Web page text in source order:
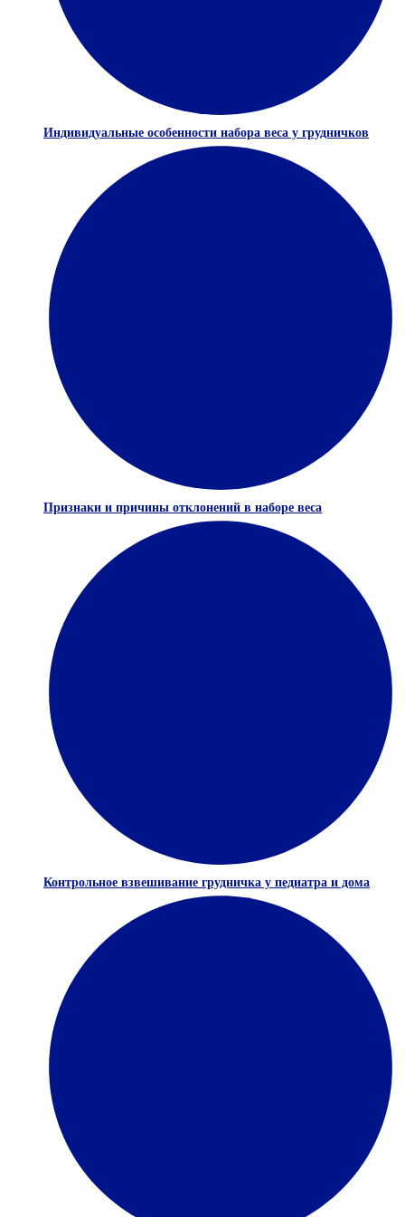
Индивидуальные особенности набора веса у грудничков
Признаки и причины отклонений в наборе веса
Контрольное взвешивание грудничка у педиатра и дома